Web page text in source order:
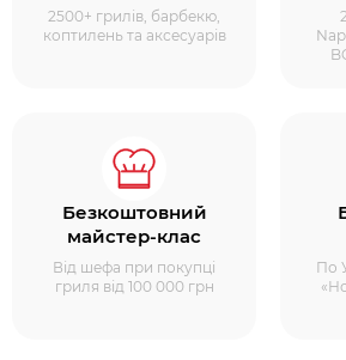
2500+ грилів, барбекю,
коптилень та аксесуарів
Безкоштовний
майстер-клас
Від шефа при покупці
гриля від 100 000 грн
По